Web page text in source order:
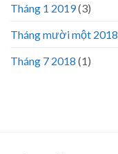
Tháng 1 2019(3)
Tháng mười một 2018
Tháng 7 2018 (1)